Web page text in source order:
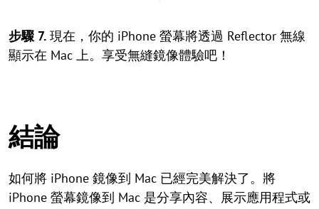
步驟 7. 現在，你的 iPhone 螢幕將透過 Reflector 無線
顯示在 Mac 上。享受無縫鏡像體驗吧！
結論
如何將 iPhone 鏡像到 Mac 已經完美解決了。將
iPhone 螢幕鏡像到 Mac 是分享內容、展示應用程式或